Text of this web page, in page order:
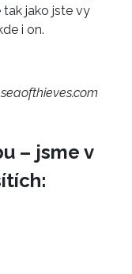
tak jako jste vy
i on.
– jsme v